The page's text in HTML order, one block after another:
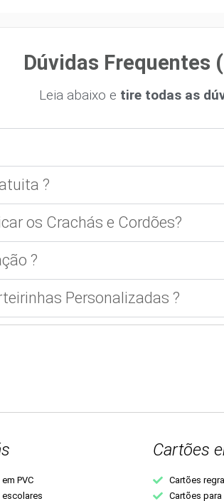
Dúvidas Frequentes
Leia abaixo e tire todas as
?
os Crachás e Cordões?
?
Personalizadas ?
PVC
escolares
Cartões
Cartões
Cartões